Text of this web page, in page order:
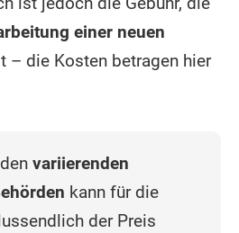
einer neuen
– die Kosten betragen hier
variierenden
kann für die
der Preis